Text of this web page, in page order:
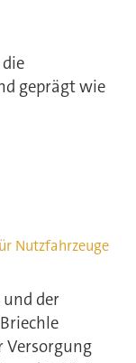
geprägt wie
Nutzfahrzeuge
und der
Versorgung